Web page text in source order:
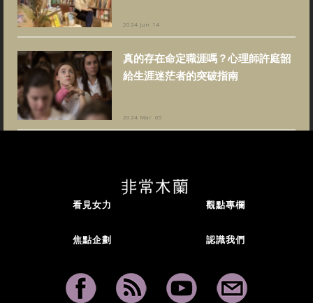
2024 Jun 14
真的存在命定職涯嗎？心理師許庭韶
給生涯迷茫者的突破指南
2024 Mar 05
看見女力 觀點專欄
焦點企劃 認識我們